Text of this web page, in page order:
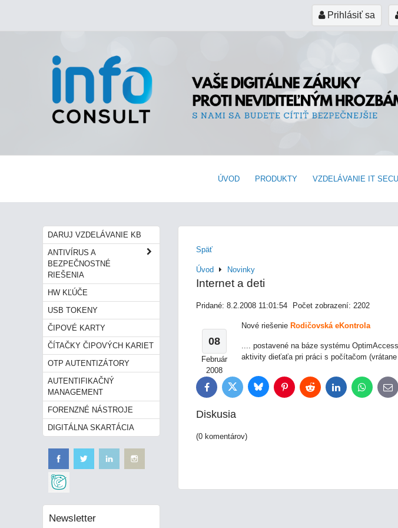
Prihlásiť sa
ÚVOD PRODUKTY VZDELÁVANIE IT
Späť
Úvod Novinky
Internet a deti
Pridané: 8.2.2008 11:01:54 Počet zobrazení: 2202
08
Február
2008
Nové riešenie Rodičovská eKontrola
.... postavené na báze systému
aktivity dieťaťa pri práci s počítačom
FacebookTwitter BlueskyPinterestReddit LinkedInWhatsApp
E-
mail
Diskusia
(0 komentárov)
DARUJ VZDELÁVANIE KB
ANTIVÍRUS A
BEZPEČNOSTNÉ
RIEŠENIA
HW KĽÚČE
USB TOKENY
ČIPOVÉ KARTY
ČÍTAČKY ČIPOVÝCH KARIET
OTP AUTENTIZÁTORY
AUTENTIFIKAČNÝ
MANAGEMENT
FORENZNÉ NÁSTROJE
DIGITÁLNA SKARTÁCIA
Newsletter